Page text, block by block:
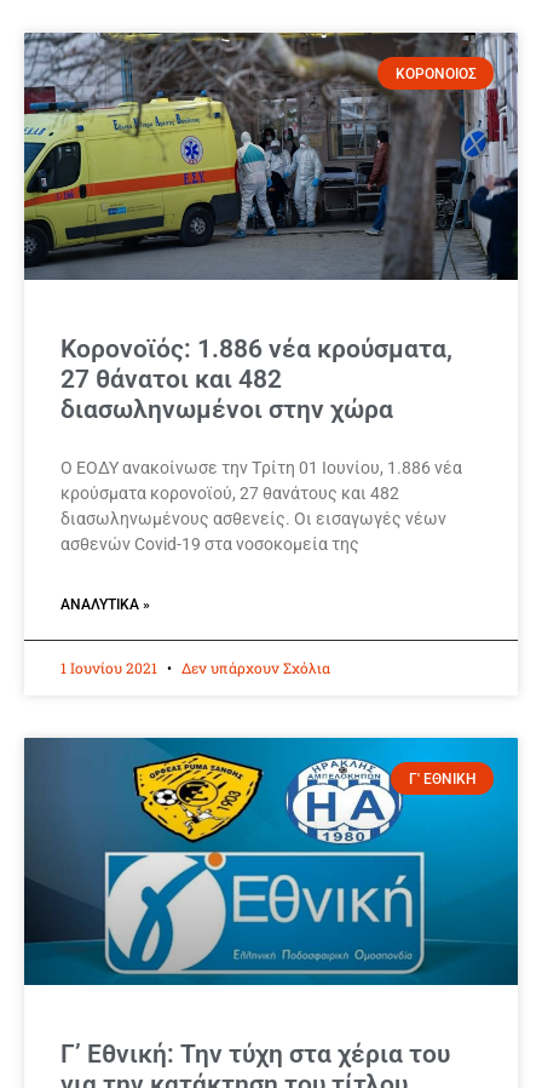
ΚΟΡΟΝΟΙΟΣ
Κορονοϊός: 1.886 νέα κρούσματα,
27 θάνατοι και 482
διασωληνωμένοι στην χώρα
Ο ΕΟΔΥ ανακοίνωσε την Tρίτη 01 Ιουνίου, 1.886 νέα
κρούσματα κορονοϊού, 27 θανάτους και 482
διασωληνωμένους ασθενείς. Οι εισαγωγές νέων
ασθενών Covid-19 στα νοσοκομεία της
ΑΝΑΛΥΤΙΚΆ »
1 Ιουνίου 2021 Δεν υπάρχουν Σχόλια
Γ' ΕΘΝΙΚΗ
Γ’ Εθνική: Την τύχη στα χέρια του